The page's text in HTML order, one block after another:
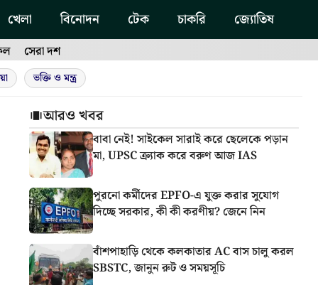
খেলা বিনোদন টেক চাকরি জ্যোতিষ
সেরা দশ
ভক্তি ও মন্ত্র
আরও খবর
বাবা নেই! সাইকেল সারাই করে ছেলেকে পড়ান
মা, UPSC ক্র্যাক করে বরুণ আজ IAS
পুরনো কর্মীদের EPFO-এ যুক্ত করার সুযোগ
দিচ্ছে সরকার, কী কী করণীয়? জেনে নিন
বাঁশপাহাড়ি থেকে কলকাতার AC বাস চালু করল
SBSTC, জানুন রুট ও সময়সূচি